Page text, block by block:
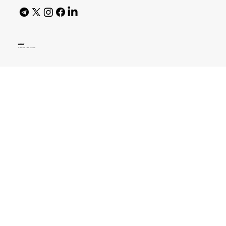
AI Policy
© 2026 High Bar Journal